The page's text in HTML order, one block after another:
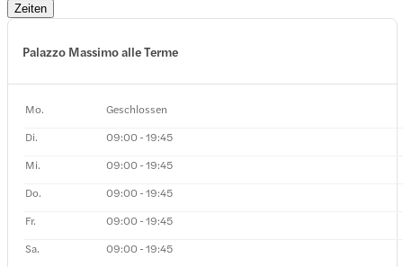
Zeiten
Palazzo Massimo alle Terme
Mo.
Geschlossen
Di.
09:00 - 19:45
Mi.
09:00 - 19:45
Do.
09:00 - 19:45
Fr.
09:00 - 19:45
Sa.
09:00 - 19:45